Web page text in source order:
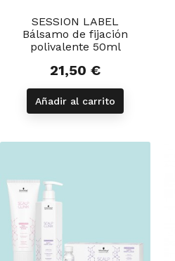
SESSION LABEL
Bálsamo de fijación
polivalente 50ml
Precio
21,50 €
Añadir al carrito